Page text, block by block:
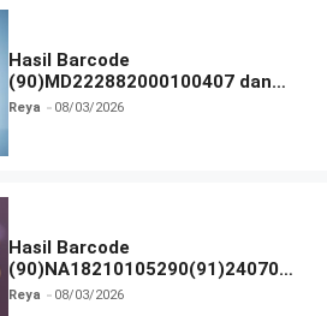
Hasil Barcode
(90)MD222882000100407 dan
Izin BPOM
Reya 08/03/2026
Hasil Barcode
(90)NA18210105290(91)240703
dan Izin BPOM
Reya 08/03/2026